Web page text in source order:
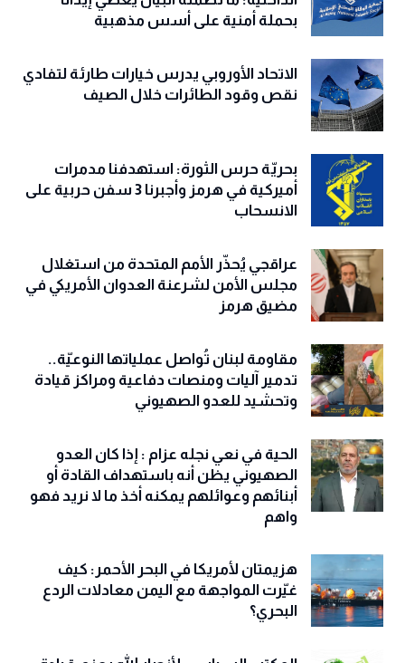
بحملة أمنية على أسس مذهبية
الاتحاد الأوروبي يدرس خيارات طارئة لتفادي
نقص وقود الطائرات خلال الصيف
بحريّة حرس الثورة: استهدفنا مدمرات
أميركية في هرمز وأجبرنا 3 سفن حربية على
الانسحاب
عراقجي يُحذّر الأمم المتحدة من استغلال
مجلس الأمن لشرعنة العدوان الأمريكي في
مضيق هرمز
مقاومة لبنان تُواصل عملياتها النوعيّة..
تدمير آليات ومنصات دفاعية ومراكز قيادة
وتحشيد للعدو الصهيوني
الحية في نعي نجله عزام : إذا كان العدو
الصهيوني يظن أنه باستهداف القادة أو
أبنائهم وعوائلهم يمكنه أخذ ما لا نريد فهو
واهم
هزيمتان لأمريكا في البحر الأحمر: كيف
غيّرت المواجهة مع اليمن معادلات الردع
البحري؟